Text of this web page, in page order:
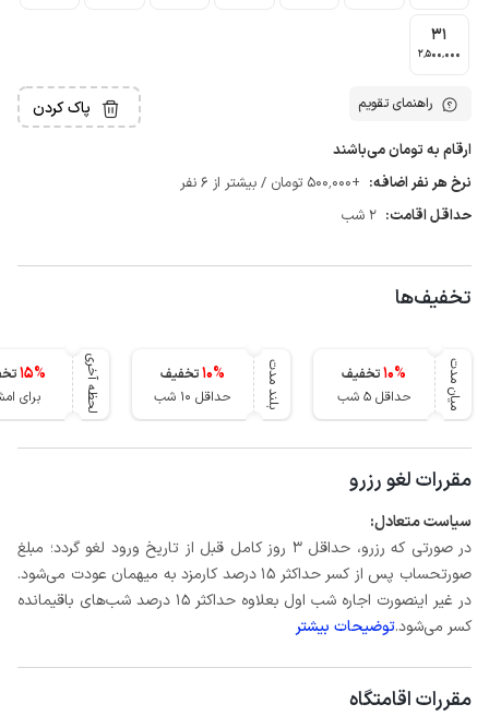
31
2٬500٬000
راهنمای تقویم پاک کردن
ارقام به تومان می‌باشند
نرخ هر نفر اضافه: +500٬000 تومان / بیشتر از 6 نفر
حداقل اقامت: 2 شب
تخفیف‌ها
میان مدت 10%
تخفیف
حداقل 5 شب
بلند مدت 10%
تخفیف
حداقل 10 شب
لحظه آخری 15%
برای
مقررات لغو رزرو
سیاست متعادل:
در صورتی که رزرو، حداقل 3 روز کامل قبل از تاریخ ورود لغو گردد؛ مبلغ
صورتحساب پس از کسر حداکثر 15 درصد کارمزد به میهمان عودت می‌شود.
در غیر اینصورت اجاره شب اول بعلاوه حداکثر 15 درصد شب‌های باقیمانده
کسر می‌شود.توضیحات بیشتر
مقررات اقامتگاه